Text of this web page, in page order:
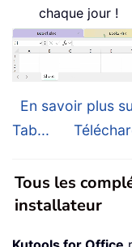
chaque jour !
En savoir plus
Tab...
Tous les
installateur